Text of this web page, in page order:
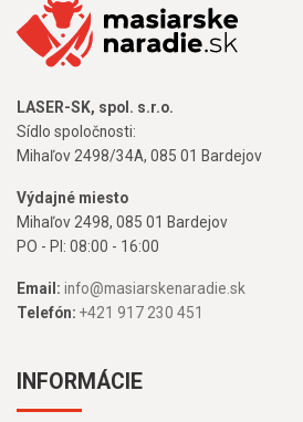
LASER-SK, spol. s.r.o.
Sídlo spoločnosti:
Mihaľov 2498/34A, 085 01 Bardejov
Výdajné miesto
Mihaľov 2498, 085 01 Bardejov
PO - PI: 08:00 - 16:00
Email: info@masiarskenaradie.sk
Telefón: +421 917 230 451
INFORMÁCIE